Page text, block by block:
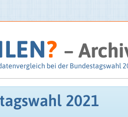
? –
bei der Bundestagswahl
2021